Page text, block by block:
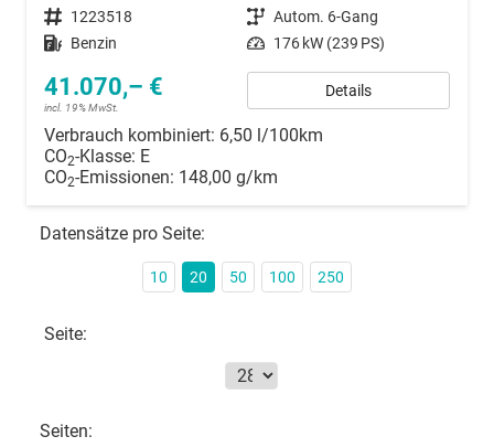
Fahrzeugnummer 1223518 Getriebe Autom. 6-Gang
Kraftstoff Benzin Leistung 176 kW (239 PS)
41.070,– €
incl. 19% MwSt.
Details
Verbrauch kombiniert: 6,50 l/100km
CO2-Klasse: E
CO2-Emissionen: 148,00 g/km
Datensätze pro Seite:
10 20 50 100 250
Seite:
Seiten: